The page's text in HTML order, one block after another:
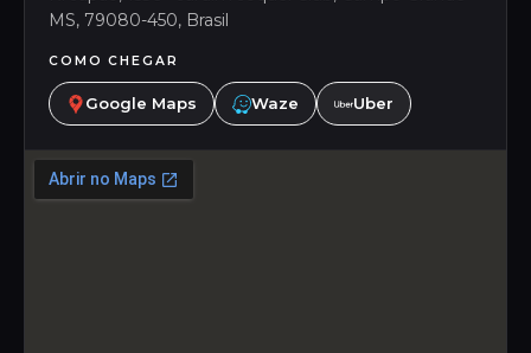
MS, 79080-450, Brasil
COMO CHEGAR
Google Maps Waze Uber